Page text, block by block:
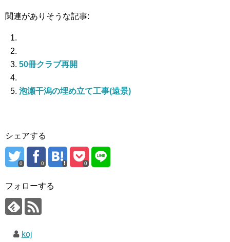
関連がありそうな記事:
50冊クラブ再開
泡瀬干潟の埋め立て工事(遠景)
シェアする
0 0 0
フォローする
koj